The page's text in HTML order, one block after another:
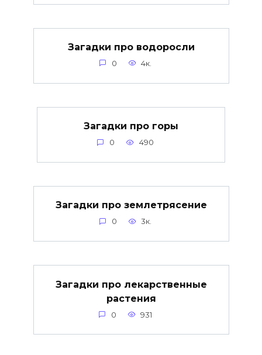
Загадки про водоросли
0 4к.
Загадки про горы
0 490
Загадки про землетрясение
0 3к.
Загадки про лекарственные
растения
0 931